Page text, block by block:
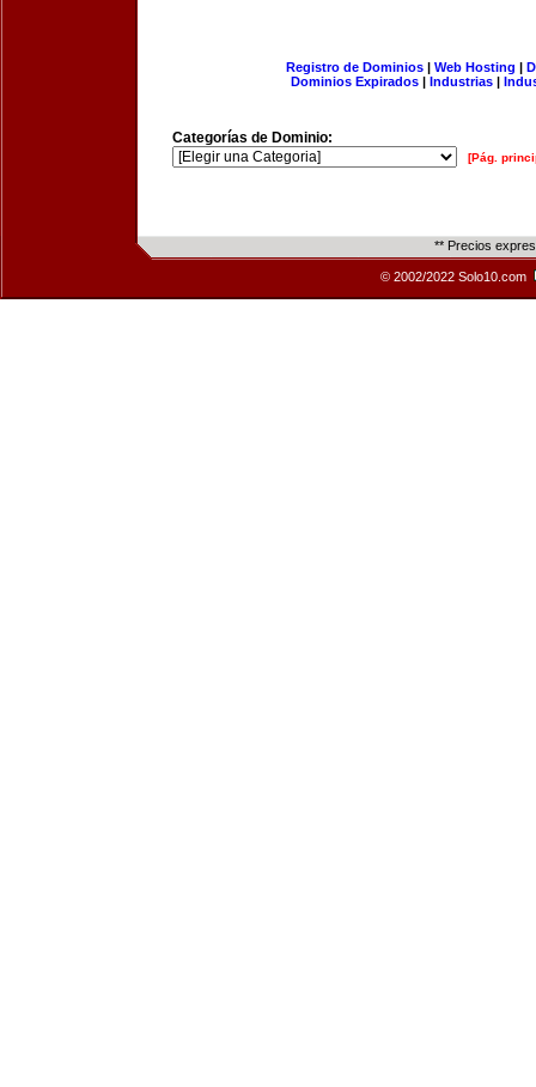
Registro de Dominios| Web Hosting |
Dominios Expirados | Industrias |
Categorías de Dominio:
[Pág.
** Precios
© 2002/2022 Solo10.com